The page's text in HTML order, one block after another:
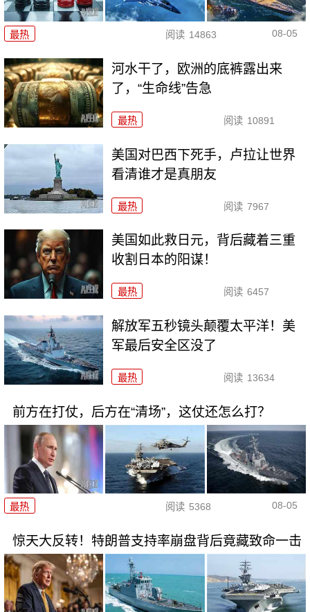
最热 阅读 14863 08-05
河水干了，欧洲的底裤露出来
了，“生命线”告急
最热 阅读 10891
美国对巴西下死手，卢拉让世界
看清谁才是真朋友
最热 阅读 7967
美国如此救日元，背后藏着三重
收割日本的阳谋！
最热 阅读 6457
解放军五秒镜头颠覆太平洋！美
军最后安全区没了
最热 阅读 13634
前方在打仗，后方在“清场”，这仗还怎么打？
最热 阅读 5368 08-05
惊天大反转！特朗普支持率崩盘背后竟藏致命一击